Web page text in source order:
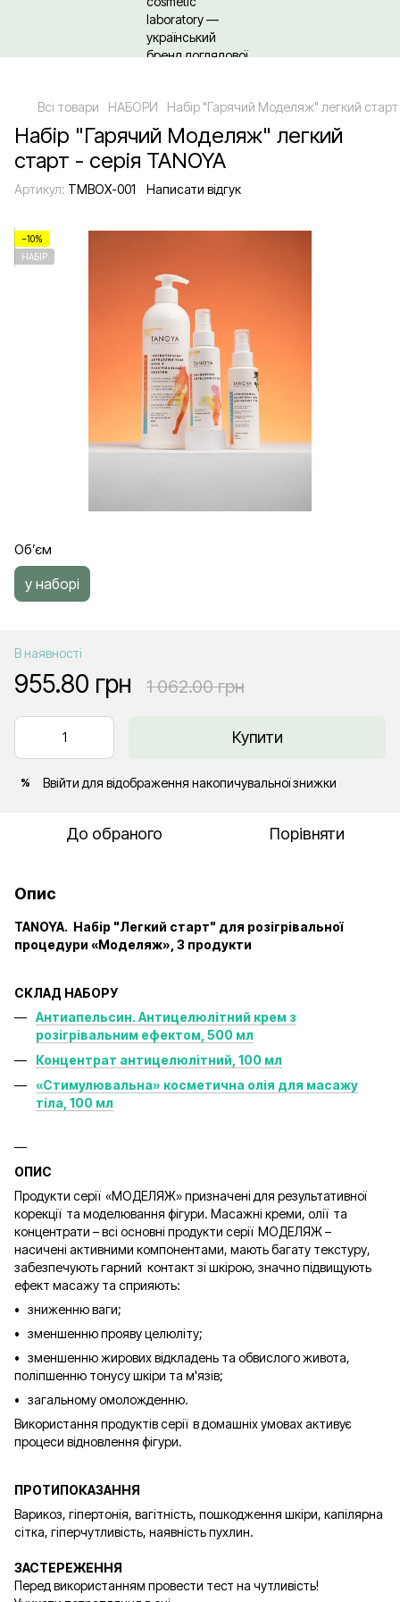
Всі товари НАБОРИ Набір "Гарячий Моделяж" легкий старт
Набір "Гарячий Моделяж" легкий
старт - серія TANOYA
Артикул: TMBOX-001 Написати відгук
−10%
НАБІР
Об’єм
у наборі
В наявності
955.80 грн 1 062.00 грн
Купити
% Ввійти для відображення накопичувальної знижки
До обраного Порівняти
Опис
TANOYA. Набір "Легкий старт" для розігрівальної
процедури «Моделяж», 3 продукти
СКЛАД НАБОРУ
Антиапельсин. Антицелюлітний крем з
розігрівальним ефектом, 500 мл
Концентрат антицелюлітний, 100 мл
«Стимулювальна» косметична олія для масажу
тіла, 100 мл
ОПИС
Продукти серії «МОДЕЛЯЖ» призначені для результативної
корекції та моделювання фігури. Масажні креми, олії та
концентрати – всі основні продукти серії МОДЕЛЯЖ –
насичені активними компонентами, мають багату текстуру,
забезпечують гарний контакт зі шкірою, значно підвищують
ефект масажу та сприяють:
• зниженню ваги;
• зменшенню прояву целюліту;
• зменшенню жирових відкладень та обвислого живота,
поліпшенню тонусу шкіри та м'язів;
• загальному омоложденню.
Використання продуктів серії в домашніх умовах активує
процеси відновлення фігури.
ПРОТИПОКАЗАННЯ
Варикоз, гіпертонія, вагітність, пошкодження шкіри, капілярна
сітка, гіперчутливість, наявність пухлин.
ЗАСТЕРЕЖЕННЯ
Перед використанням провести тест на чутливість!